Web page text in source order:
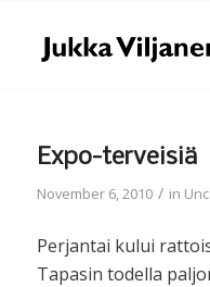
Expo-terveisiä
November 6, 2010 / in
Perjantai kului
Tapasin todella